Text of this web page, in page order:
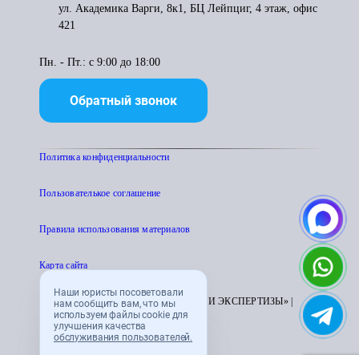
Наши юристы посоветовали
нам сообщить вам, что мы
используем файлы cookie для
улучшения качества
обслуживания пользователей.
ул. Академика Варги, 8к1, БЦ Лейпциг, 4 этаж, офис
421
Пн. - Пт.: с 9:00 до 18:00
Обратный звонок
Политика конфиденциальности
Пользователькое соглашение
Правила использования материалов
Карта сайта
© 1995 - 2026 «ЦЕНТР АТТЕСТАЦИИ И ЭКСПЕРТИЗЫ» |
CENTRATTEK.RU